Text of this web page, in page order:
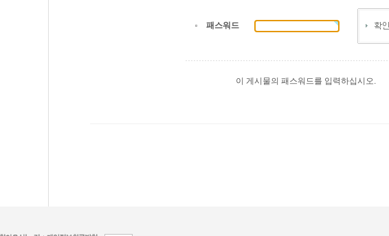
패스워드
이 게시물의 패스워드를 입력하십시오.